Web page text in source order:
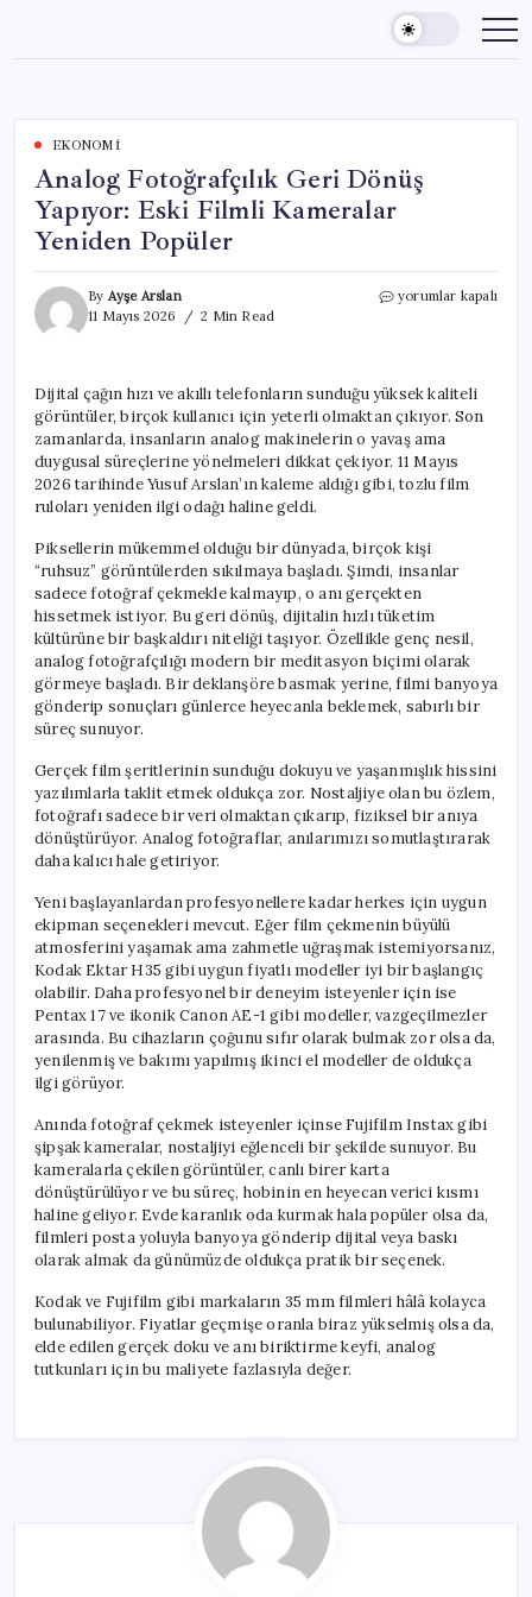
content
EKONOMI
Analog Fotoğrafçılık Geri Dönüş
Yapıyor: Eski Filmli Kameralar
Yeniden Popüler
By Ayşe Arslan
11 Mayıs 2026
2 Min Read
Analog
Eski
Filmli
Kameralar
Yeniden
Popüler
yorumlar kapalı
Dijital çağın hızı ve akıllı telefonların sunduğu yüksek kaliteli
görüntüler, birçok kullanıcı için yeterli olmaktan çıkıyor. Son
zamanlarda, insanların analog makinelerin o yavaş ama
duygusal süreçlerine yönelmeleri dikkat çekiyor. 11 Mayıs
2026 tarihinde Yusuf Arslan’ın kaleme aldığı gibi, tozlu film
ruloları yeniden ilgi odağı haline geldi.
Piksellerin mükemmel olduğu bir dünyada, birçok kişi
“ruhsuz” görüntülerden sıkılmaya başladı. Şimdi, insanlar
sadece fotoğraf çekmekle kalmayıp, o anı gerçekten
hissetmek istiyor. Bu geri dönüş, dijitalin hızlı tüketim
kültürüne bir başkaldırı niteliği taşıyor. Özellikle genç nesil,
analog fotoğrafçılığı modern bir meditasyon biçimi olarak
görmeye başladı. Bir deklanşöre basmak yerine, filmi banyoya
gönderip sonuçları günlerce heyecanla beklemek, sabırlı bir
süreç sunuyor.
Gerçek film şeritlerinin sunduğu dokuyu ve yaşanmışlık hissini
yazılımlarla taklit etmek oldukça zor. Nostaljiye olan bu özlem,
fotoğrafı sadece bir veri olmaktan çıkarıp, fiziksel bir anıya
dönüştürüyor. Analog fotoğraflar, anılarımızı somutlaştırarak
daha kalıcı hale getiriyor.
Yeni başlayanlardan profesyonellere kadar herkes için uygun
ekipman seçenekleri mevcut. Eğer film çekmenin büyülü
atmosferini yaşamak ama zahmetle uğraşmak istemiyorsanız,
Kodak Ektar H35 gibi uygun fiyatlı modeller iyi bir başlangıç
olabilir. Daha profesyonel bir deneyim isteyenler için ise
Pentax 17 ve ikonik Canon AE-1 gibi modeller, vazgeçilmezler
arasında. Bu cihazların çoğunu sıfır olarak bulmak zor olsa da,
yenilenmiş ve bakımı yapılmış ikinci el modeller de oldukça
ilgi görüyor.
Anında fotoğraf çekmek isteyenler içinse Fujifilm Instax gibi
şipşak kameralar, nostaljiyi eğlenceli bir şekilde sunuyor. Bu
kameralarla çekilen görüntüler, canlı birer karta
dönüştürülüyor ve bu süreç, hobinin en heyecan verici kısmı
haline geliyor. Evde karanlık oda kurmak hala popüler olsa da,
filmleri posta yoluyla banyoya gönderip dijital veya baskı
olarak almak da günümüzde oldukça pratik bir seçenek.
Kodak ve Fujifilm gibi markaların 35 mm filmleri hâlâ kolayca
bulunabiliyor. Fiyatlar geçmişe oranla biraz yükselmiş olsa da,
elde edilen gerçek doku ve anı biriktirme keyfi, analog
tutkunları için bu maliyete fazlasıyla değer.